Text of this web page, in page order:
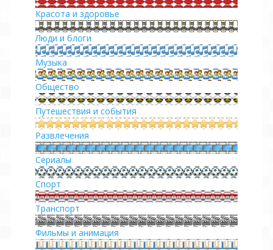
Красота и здоровье
Люди и блоги
Музыка
Общество
Путешествия и события
Развлечения
Сериалы
Спорт
Транспорт
Фильмы и анимация